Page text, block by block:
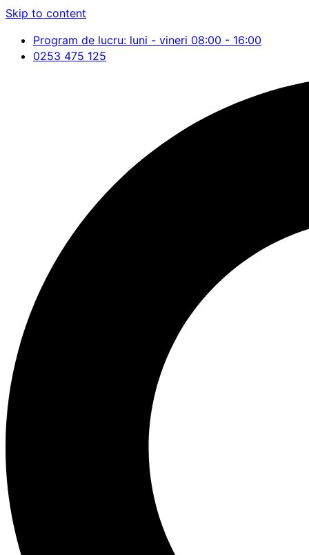
Skip to content
Program de lucru: luni - vineri 08:00 - 16:00
0253 475 125